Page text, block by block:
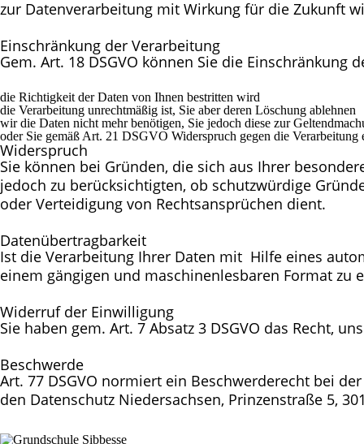
zur Datenverarbeitung mit Wirkung für die Zukunft
Einschränkung der Verarbeitung
Gem. Art. 18 DSGVO können Sie die Einschränkung
die Richtigkeit der Daten von Ihnen bestritten wird
die Verarbeitung unrechtmäßig ist, Sie aber deren Löschung ablehnen
wir die Daten nicht mehr benötigen, Sie jedoch diese zur
oder Sie gemäß Art. 21 DSGVO Widerspruch gegen die Verarbeitung
Widerspruch
Sie können bei Gründen, die sich aus Ihrer
jedoch zu berücksichtigten, ob schutzwürdige
oder Verteidigung von Rechtsansprüchen dient.
Datenübertragbarkeit
Ist die Verarbeitung Ihrer Daten mit Hilfe eines
einem gängigen und maschinenlesbaren Format
Widerruf der Einwilligung
Sie haben gem. Art. 7 Absatz 3 DSGVO das Recht,
Beschwerde
Art. 77 DSGVO normiert ein Beschwerderecht bei
den Datenschutz Niedersachsen, Prinzenstraße 5,